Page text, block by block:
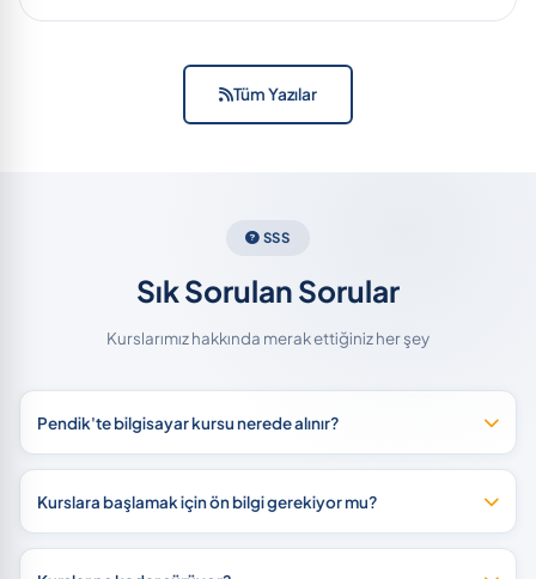
Tüm Yazılar
SSS
Sık Sorulan Sorular
Kurslarımız hakkında merak ettiğiniz her şey
Pendik'te bilgisayar kursu nerede alınır?
Kurslara başlamak için ön bilgi gerekiyor mu?